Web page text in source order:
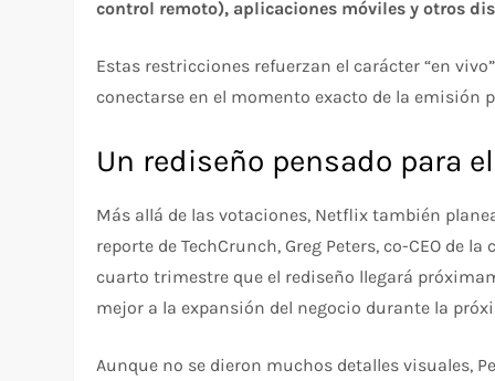
control remoto), aplicaciones móviles y otros
Estas restricciones refuerzan el carácter “en
conectarse en el momento exacto de la emisión
Un rediseño pensado para
Más allá de las votaciones, Netflix también
reporte de TechCrunch, Greg Peters, co-CEO de
cuarto trimestre que el rediseño llegará
mejor a la expansión del negocio durante la
Aunque no se dieron muchos detalles visuales,